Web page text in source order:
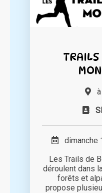
à
dimanche
Les Trails de
déroulent dans
forêts et
propose